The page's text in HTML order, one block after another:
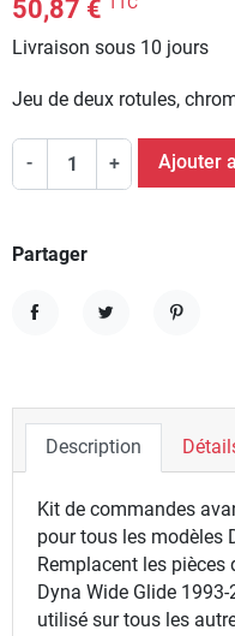
50,87 €
Livraison sous 10 jours
Jeu de deux rotules,
- + Ajouter
Partager
Description
Kit de commandes
pour tous les modèles
Remplacent les
Dyna Wide Glide
utilisé sur tous les